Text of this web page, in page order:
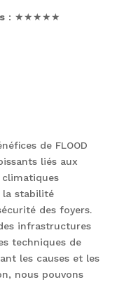
: ★★★★★
de FLOOD
liés aux
climatiques
la stabilité
des foyers.
infrastructures
techniques de
les causes et les
nous pouvons